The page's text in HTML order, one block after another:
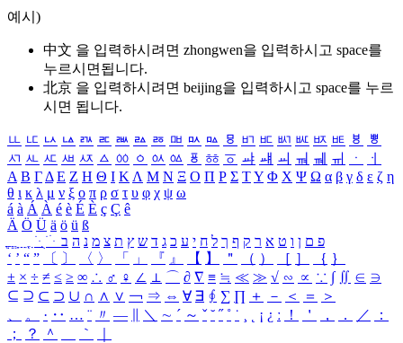
예시)
中文 을 입력하시려면 zhongwen을 입력하시고 space를
누르시면됩니다.
北京 을 입력하시려면 beijing을 입력하시고 space를 누르
시면 됩니다.
ㅥ ㅦ ㅧ ㅨ ㅩ ㅪ ㅫ ㅬ ㅭ ㅮ ㅯ ㅰ ㅱ ㅲ ㅳ ㅴ ㅵ ㅶ ㅷ ㅸ
ㅹ
ㅺ ㅻ ㅼ ㅽ ㅾ ㅿ ㆀ ㆁ ㆂ ㆃ ㆄ ㆅ ㆆ ㆇ ㆈ ㆉ ㆊ ㆋ ㆌ ㆍ
ㆎ
Α Β ΓΔ Ε Ζ Η Θ Ι ΚΛ Μ Ν Ξ Ο Π Ρ Σ ΤΥ Φ Χ Ψ Ω α β γ δ ε ζ η
θ ι κ λ μ ν ξ ο π ρ σ τ υ φ χ ψ ω
á à Á À é è É È ç Ç ê
Ä Ö Ü ä ö ü ß
ִֶֹ ֻּ ׁׂ פ ם ן ו ט א ר ק ף ך ל ח י ע כ ג ד ש ץ ת צ מ נ ה ב
‘ ’ “ ” 〔 〕 〈 〉 「 」 『 』 【 】 ＂ （ ） ［ ］ ｛ ｝
± × ÷ ≠ ≤ ≥ ∞ ∴ ♂ ♀ ∠ ⊥ ⌒ ∂ ∇ ≡ ≒ ≪ ≫ √ ∽ ∝ ∵ ∫ ∬ ∈ ∋
⊆ ⊇ ⊂ ⊃ ∪ ∩ ∧ ∨ ￢ ⇒ ⇔ ∀ ∃ ∮ ∑ ∏ ＋ － ＜ ＝
＞
、
。 · ‥ … ¨ 〃 ― ＼ ∼ ´ ～ ˇ ˘ ˝ ˚ ˙ ¸ ¡ ¿ ː ！ ＇ ， ． ／
：
；
？ ＾ ｀